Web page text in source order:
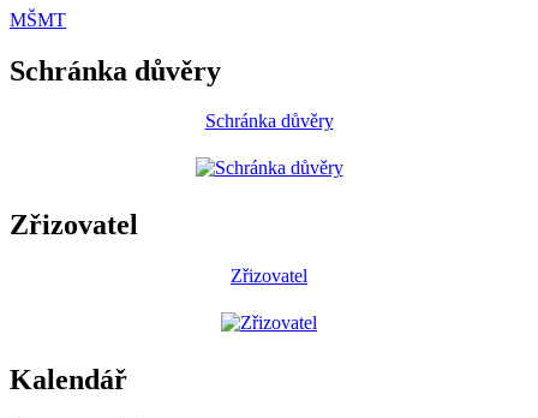
MŠMT
Schránka důvěry
Schránka důvěry
Zřizovatel
Zřizovatel
Kalendář